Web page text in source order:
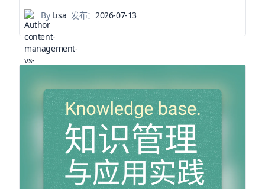
ByLisa 发布： 2026-07-13